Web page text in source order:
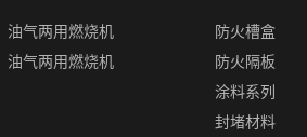
油气两用燃烧机
油气两用燃烧机
防火槽盒
防火隔板
涂料系列
封堵材料